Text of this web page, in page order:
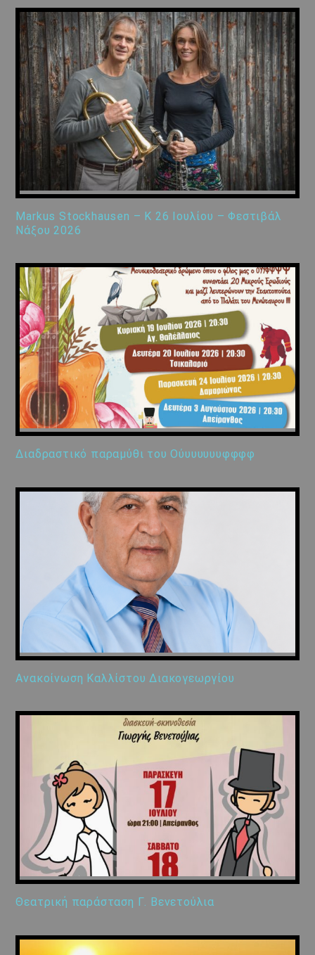
Markus Stockhausen – K 26 Ιουλίου – Φεστιβάλ
Νάξου 2026
Διαδραστικό παραμύθι του Ούυυυυυυφφφφ
Ανακοίνωση Καλλίστου Διακογεωργίου
Θεατρική παράσταση Γ. Βενετούλια